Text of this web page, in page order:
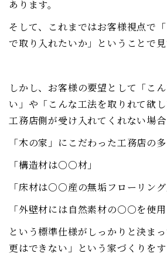
あります。
そして、これまではお客様視点で
で取り入れたいか」ということで見
しかし、お客様の要望として「こ
い」や「こんな工法を取りれて欲し
工務店側が受け入れてくれない場合
「木の家」にこだわった工務店の多
「構造材は○○材」
「床材は○○産の無垢フローリング
「外壁材には自然素材の○○を使用
という標準仕様がしっかりと決ま
更はできない」という家づくりを